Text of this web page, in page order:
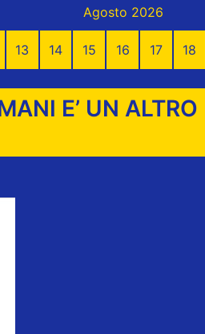
Agosto 2026
13 14 15 16 17 18
E’ UN ALTRO